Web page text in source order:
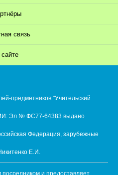
связь
предметников "Учительский
Эл № ФС77-64383 выдано
Федерация, зарубежные
Е.И.